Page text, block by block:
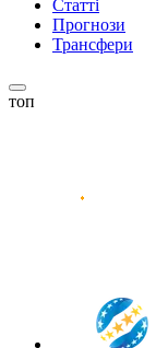
Статті
Прогнози
Трансфери
топ